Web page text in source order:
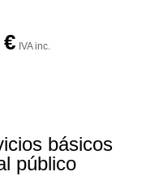
€ IVA inc.
básicos
público